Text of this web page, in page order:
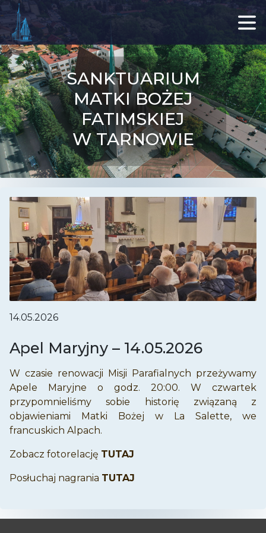
SANKTUARIUM
MATKI BOŻEJ
FATIMSKIEJ
W TARNOWIE
14.05.2026
Apel Maryjny – 14.05.2026
W czasie renowacji Misji Parafialnych przeżywamy
Apele Maryjne o godz. 20:00. W czwartek
przypomnieliśmy sobie historię związaną z
objawieniami Matki Bożej w La Salette, we
francuskich Alpach.
Zobacz fotorelację TUTAJ
Posłuchaj nagrania TUTAJ